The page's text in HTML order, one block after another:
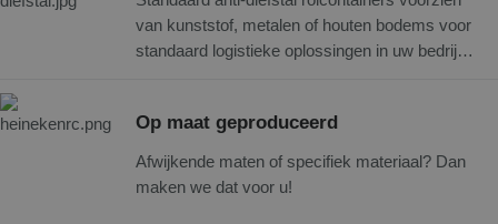
magazijnen, winkels, distributiecentra
enzovoort. U heeft bij ons de keuze uit diverse
maten en we bieden tevens op maat gemaakte
kwaliteit en scherpe prijzen!
van kunststof, metalen of houten bodems voor
standaard logistieke oplossingen in uw bedrijf,
Op maat geproduceerd
Afwijkende maten of specifiek materiaal? Dan
maken we dat voor u!